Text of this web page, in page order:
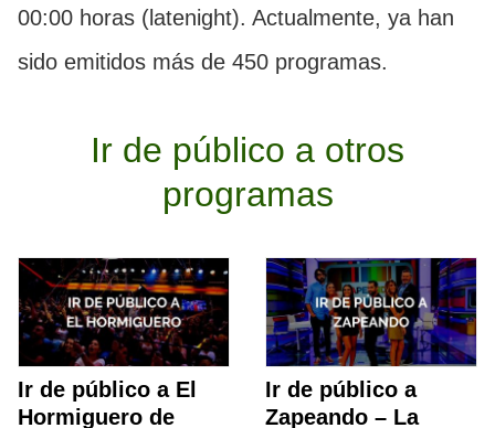
00:00 horas (latenight). Actualmente, ya han
sido emitidos más de 450 programas.
Ir de público a otros
programas
Ir de público a El
Hormiguero de
Ir de público a
Zapeando – La